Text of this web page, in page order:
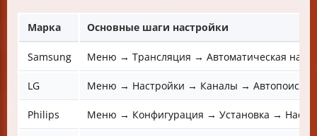
Марка Основные шаги настройки
Samsung Меню → Трансляция → Автоматическая
LG Меню → Настройки → Каналы → Автопоиск
Philips Меню → Конфигурация → Установка →